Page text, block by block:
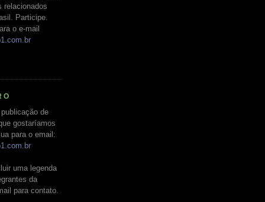
relacionados
Participe.
o e-mail
de
gostaríamos
para o email:
uma legenda
da
para contato.